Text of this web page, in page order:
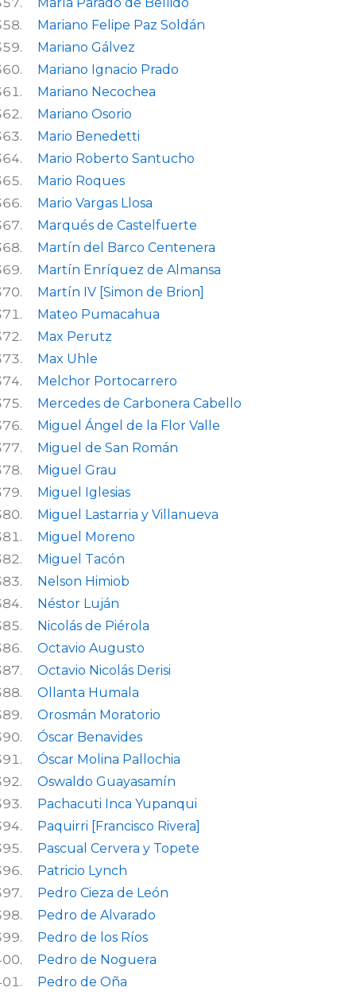
Mariano Felipe Paz Soldán
Mariano Gálvez
Mariano Ignacio Prado
Mariano Necochea
Mariano Osorio
Mario Benedetti
Mario Roberto Santucho
Mario Roques
Mario Vargas Llosa
Marqués de Castelfuerte
Martín del Barco Centenera
Martín Enríquez de Almansa
Martín IV [Simon de Brion]
Mateo Pumacahua
Max Perutz
Max Uhle
Melchor Portocarrero
Mercedes de Carbonera Cabello
Miguel Ángel de la Flor Valle
Miguel de San Román
Miguel Grau
Miguel Iglesias
Miguel Lastarria y Villanueva
Miguel Moreno
Miguel Tacón
Nelson Himiob
Néstor Luján
Nicolás de Piérola
Octavio Augusto
Octavio Nicolás Derisi
Ollanta Humala
Orosmán Moratorio
Óscar Benavides
Óscar Molina Pallochia
Oswaldo Guayasamín
Pachacuti Inca Yupanqui
Paquirri [Francisco Rivera]
Pascual Cervera y Topete
Patricio Lynch
Pedro Cieza de León
Pedro de Alvarado
Pedro de los Ríos
Pedro de Noguera
Pedro de Oña